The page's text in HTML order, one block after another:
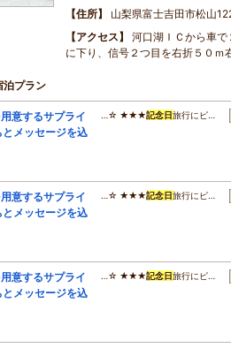
住所
山梨県富士吉田市松山
アクセス
河口湖ＩＣから車
に下り、信号２つ目を右折５０ｍ
泊プラン
意するサプライ
メッセージを込
…☆ ★★★記念日旅行にピ…
意するサプライ
メッセージを込
…☆ ★★★記念日旅行にピ…
意するサプライ
メッセージを込
…☆ ★★★記念日旅行にピ…